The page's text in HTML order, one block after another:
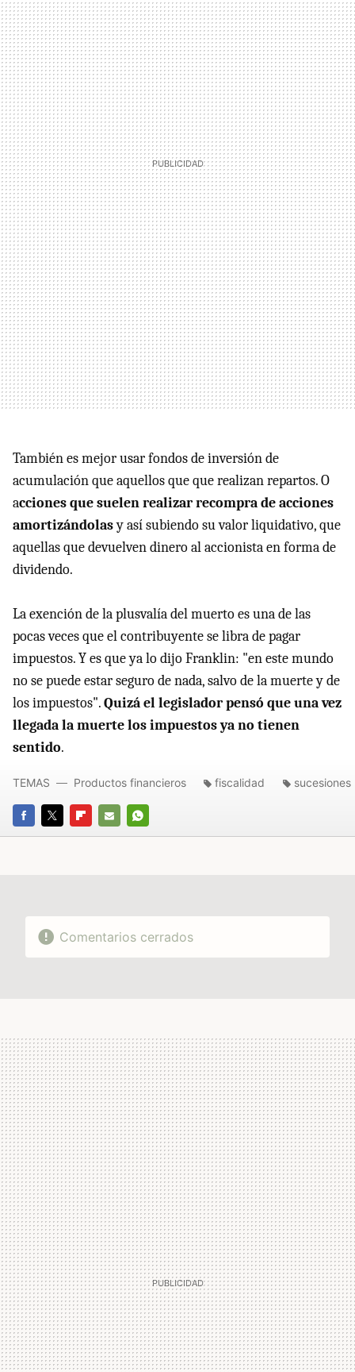
También es mejor usar fondos de inversión de
acumulación que aquellos que que realizan repartos. O
acciones que suelen realizar recompra de acciones
amortizándolasy así subiendo su valor liquidativo, que
aquellas que devuelven dinero al accionista en forma de
dividendo.
La exención de la plusvalía del muerto es una de las
pocas veces que el contribuyente se libra de pagar
impuestos. Y es que ya lo dijo Franklin: "en este mundo
no se puede estar seguro de nada, salvo de la muerte y de
los impuestos".Quizá el legislador pensó que una vez
llegada la muerte los impuestos ya no tienen
sentido.
FACEBOOK
TWITTERFLIPBOARD
E-
WHATSAPP
TEMAS Productos financieros fiscalidad sucesiones
Comentarios cerrados